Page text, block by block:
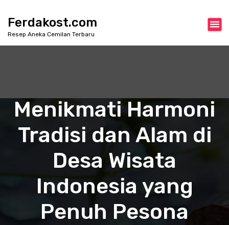
Ferdakost.com
Resep Aneka Cemilan Terbaru
Menikmati Harmoni
Tradisi dan Alam di
Desa Wisata
Indonesia yang
Penuh Pesona